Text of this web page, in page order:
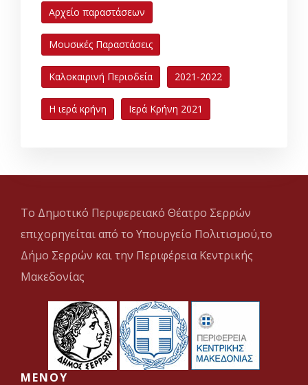
Αρχείο παραστάσεων
Μουσικές Παραστάσεις
Καλοκαιρινή Περιοδεία 2021-2022
Η ιερά κρήνη Ιερά Κρήνη 2021
Το Δημοτικό Περιφερειακό Θέατρο Σερρών
επιχορηγείται από το Υπουργείο Πολιτισμού,το
Δήμο Σερρών και την Περιφέρεια Κεντρικής
Μακεδονίας
MENOY